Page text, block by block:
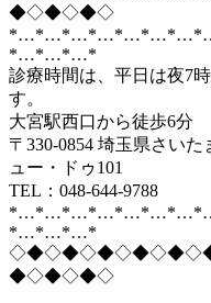
◆◇◆◇◆◇
*…*…*…*
診療時間は、平日は夜7
す。
大宮駅西口から徒歩6分
〒330-0854 埼玉県さい
ュー・ドゥ101
TEL：048-644-9788
*…*…*…*
◆◇◆◇◆◇